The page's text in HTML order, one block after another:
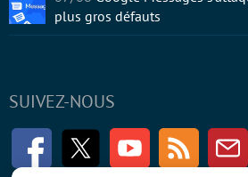
SUIVEZ-NOUS
FacebookTwitter Youtube RSS
plus gros défauts